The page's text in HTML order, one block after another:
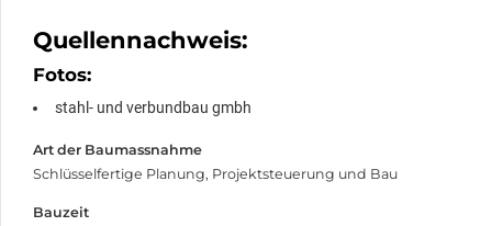
Quellennachweis:
Fotos:
stahl- und verbundbau gmbh
Art der Baumassnahme
Schlüsselfertige Planung, Projektsteuerung und Bau
Bauzeit